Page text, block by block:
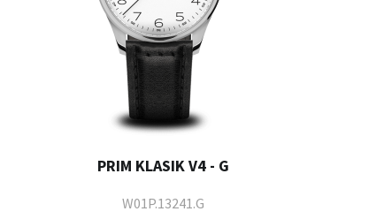
PRIM KLASIK V4 - G
W01P.13241.G